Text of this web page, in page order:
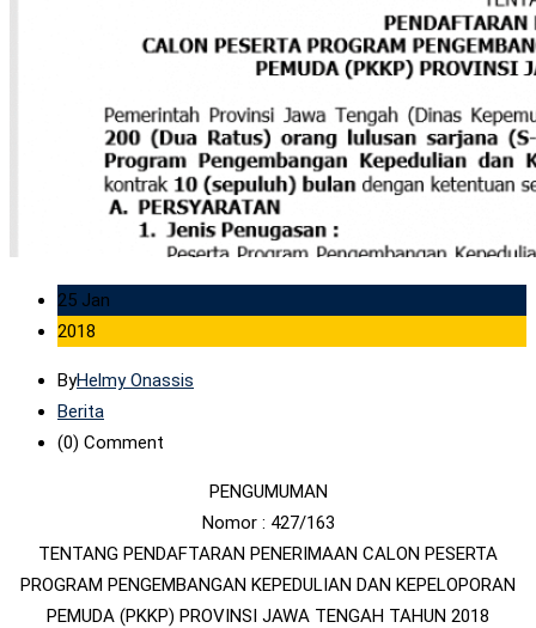
25 Jan
2018
ByHelmy Onassis
Berita
(0) Comment
PENGUMUMAN
Nomor : 427/163
TENTANG PENDAFTARAN PENERIMAAN CALON PESERTA
PROGRAM PENGEMBANGAN KEPEDULIAN DAN KEPELOPORAN
PEMUDA (PKKP) PROVINSI JAWA TENGAH TAHUN 2018